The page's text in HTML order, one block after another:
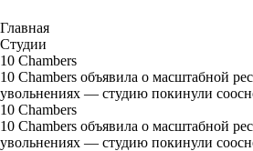
Главная
Студии
10 Chambers
10 Chambers объявила о масштабной
увольнениях — студию покинули
10 Chambers
10 Chambers объявила о масштабной
увольнениях — студию покинули